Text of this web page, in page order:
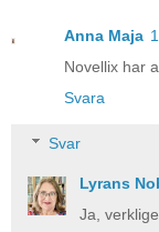
Anna Maja
Novellix har
Svara
Svar
Lyrans
Ja,